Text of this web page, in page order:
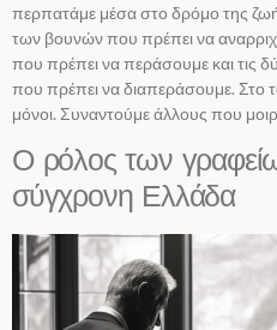
περπατάμε μέσα στο δρόμο της
των βουνών που πρέπει να
που πρέπει να περάσουμε και τις
που πρέπει να διαπεράσουμε. Στο
μόνοι. Συναντούμε άλλους που
Ο ρόλος των
σύγχρονη Ελλάδα